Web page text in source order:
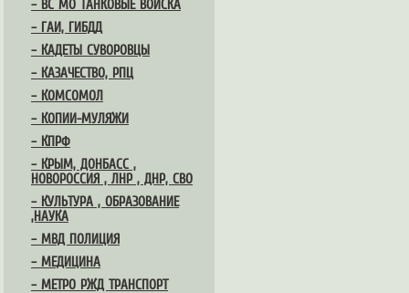
– ВС МО ТАНКОВЫЕ ВОЙСКА
– ГАИ, ГИБДД
– КАДЕТЫ СУВОРОВЦЫ
– КАЗАЧЕСТВО, РПЦ
– КОМСОМОЛ
– КОПИИ-МУЛЯЖИ
– КПРФ
– КРЫМ, ДОНБАСС ,
НОВОРОССИЯ , ЛНР , ДНР, СВО
– КУЛЬТУРА , ОБРАЗОВАНИЕ
,НАУКА
– МВД ПОЛИЦИЯ
– МЕДИЦИНА
– МЕТРО РЖД ТРАНСПОРТ